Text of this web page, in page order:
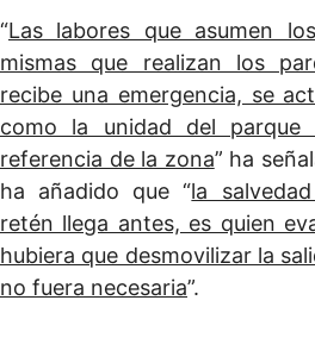
“Las labores que asumen
mismas que realizan los
recibe una emergencia, se
como la unidad del parque
referencia de la zona” ha
ha añadido que “la
retén llega antes, es quien
hubiera que desmovilizar la
no fuera necesaria”.